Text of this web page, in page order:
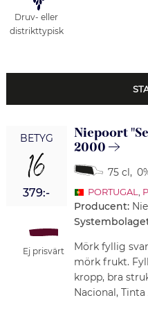
Druv- eller
distrikttypisk
BETYG
16
379:-
Ej prisvärt
Niepoort
2000
75 cl,
PORTUGAL,
Producent:
Mörk fyllig
mörk frukt.
kropp, bra
Nacional,